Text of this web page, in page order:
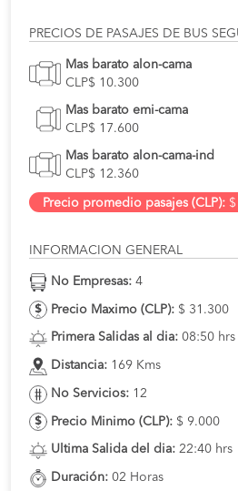
PRECIOS DE PASAJES DE BUS
Mas barato alon-cama
CLP$ 10.300
Mas barato emi-cama
CLP$ 17.600
Mas barato alon-cama-ind
CLP$ 12.360
Precio promedio pasajes (CLP):
INFORMACION GENERAL
No Empresas: 4
Precio Maximo (CLP): $ 31.300
Primera Salidas al dia: 08:50 hrs
Distancia: 169 Kms
No Servicios: 12
Precio Minimo (CLP): $ 9.000
Ultima Salida del dia: 22:40 hrs
Duración: 02 Horas